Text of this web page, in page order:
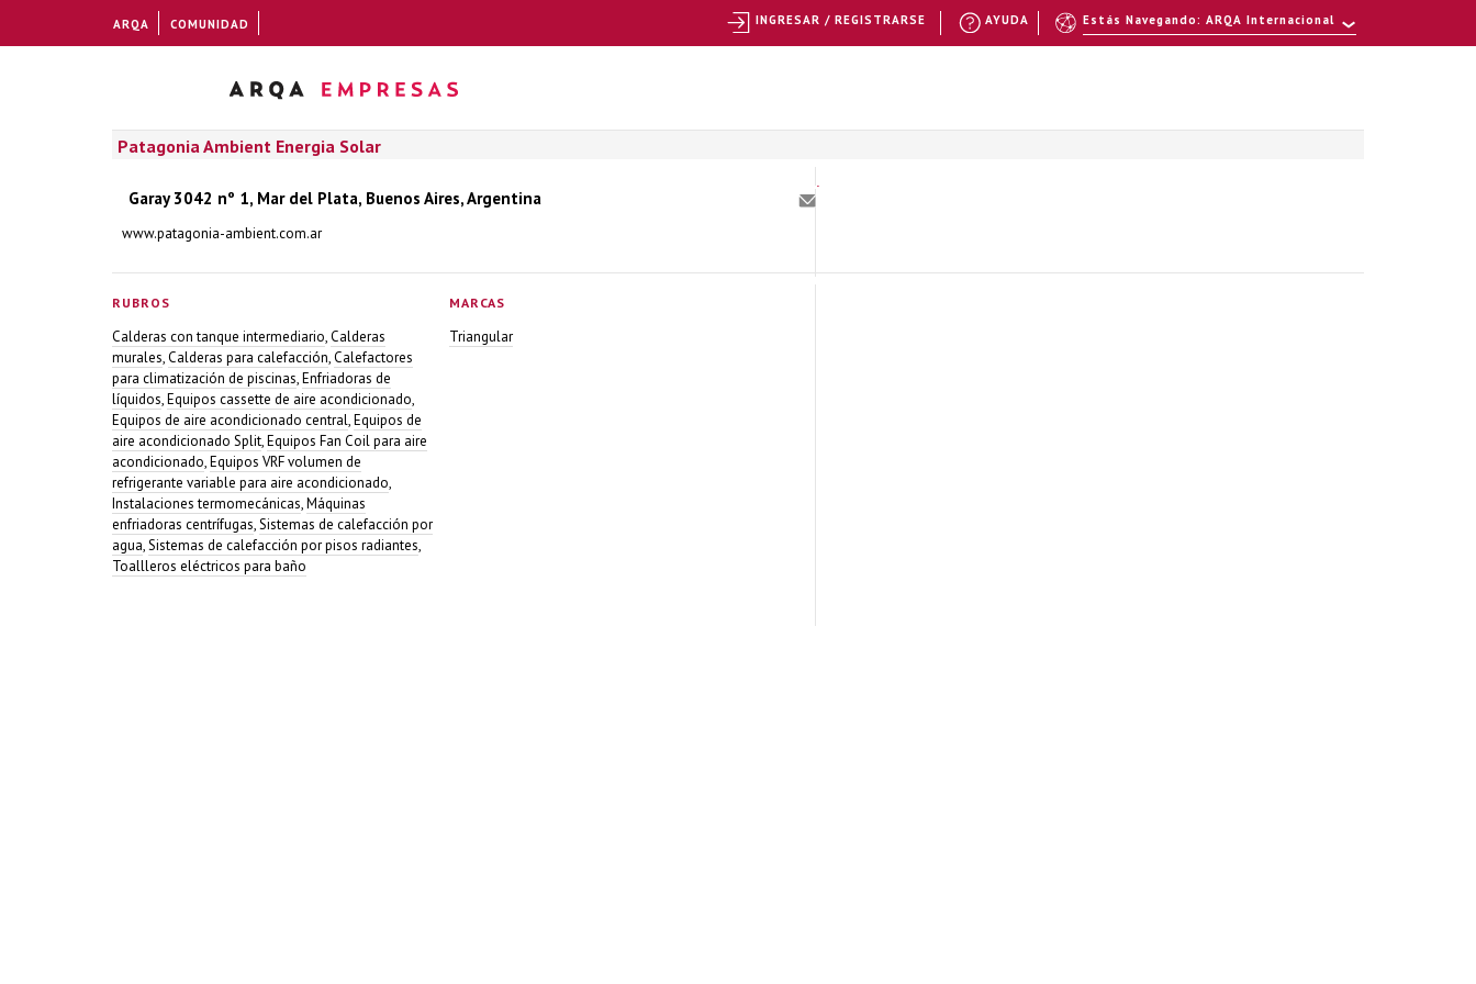
Patagonia Ambient Energia Solar
Garay 3042 nº 1, Mar del Plata, Buenos Aires, Argentina
www.patagonia-ambient.com.ar
RUBROS
Calderas con tanque intermediario,Calderas
murales,Calderas para calefacción,Calefactores
para climatización de piscinas,Enfriadoras de
líquidos,Equipos cassette de aire acondicionado,
Equipos de aire acondicionado central,Equipos de
aire acondicionado Split,Equipos Fan Coil para aire
acondicionado,Equipos VRF volumen de
refrigerante variable para aire acondicionado,
Instalaciones termomecánicas,Máquinas
enfriadoras centrífugas,Sistemas de calefacción por
agua,Sistemas de calefacción por pisos radiantes,
Toallleros eléctricos para baño
MARCAS
Triangular
ARQA COMUNIDAD Estás Navegando: ARQA Internacional
AYUDA
INGRESAR / REGISTRARSE